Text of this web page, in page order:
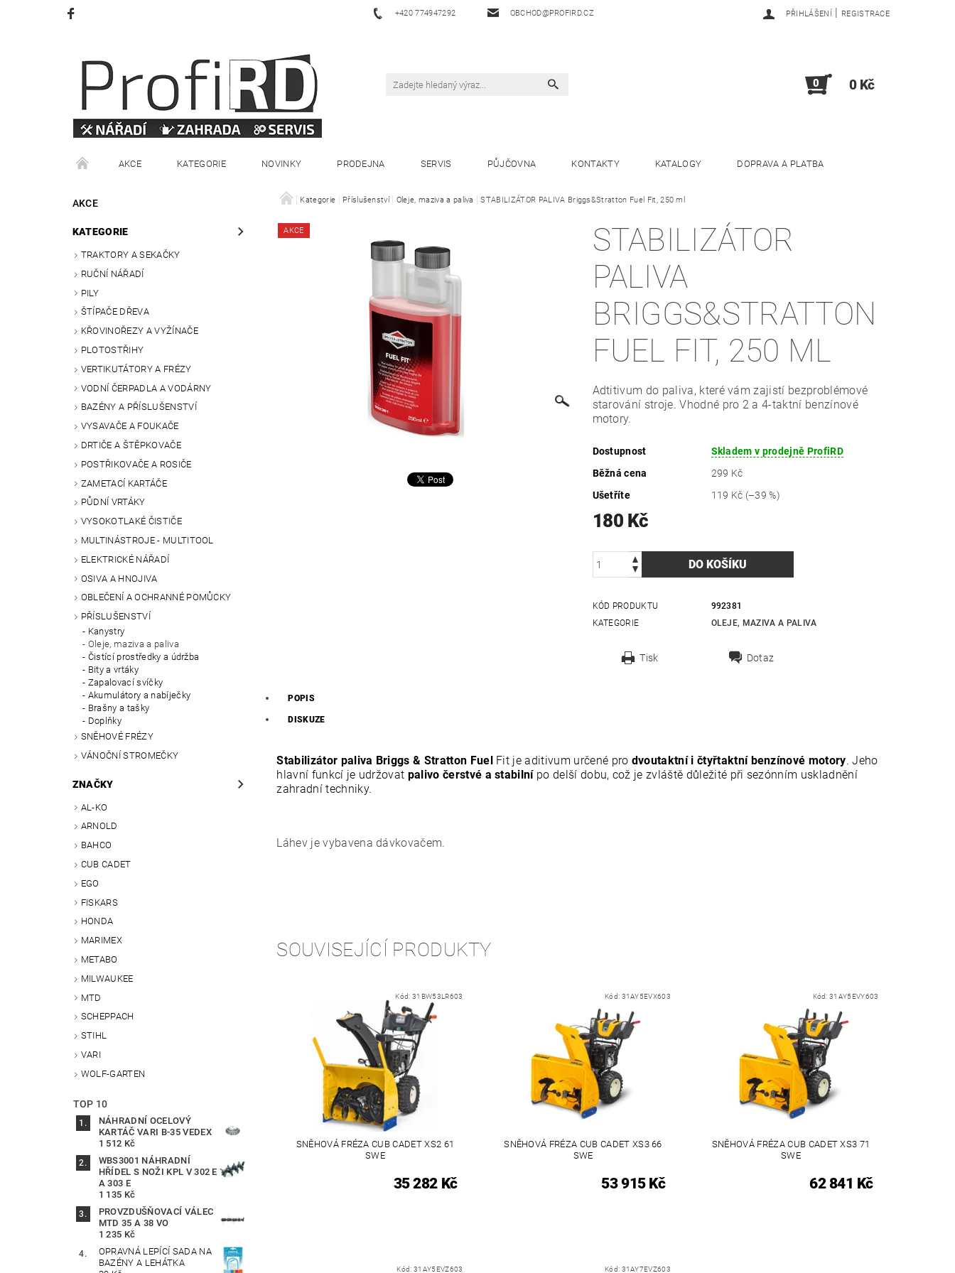
+420 774947292 OBCHOD@PROFIRD.CZ PŘIHLÁŠENÍ | REGISTRACE
0 0 Kč
AKCE KATEGORIE NOVINKY PRODEJNA SERVIS PŮJČOVNA KONTAKTY KATALOGY DOPRAVA A PLATBA
VRÁCENÍ ZBOŽÍ OBCHODNÍ PODMÍNKY
AKCE
KATEGORIE
TRAKTORY A SEKAČKY
RUČNÍ NÁŘADÍ
PILY
ŠTÍPAČE DŘEVA
KŘOVINOŘEZY A VYŽÍNAČE
PLOTOSTŘIHY
VERTIKUTÁTORY A FRÉZY
VODNÍ ČERPADLA A VODÁRNY
BAZÉNY A PŘÍSLUŠENSTVÍ
VYSAVAČE A FOUKAČE
DRTIČE A ŠTĚPKOVAČE
POSTŘIKOVAČE A ROSIČE
ZAMETACÍ KARTÁČE
PŮDNÍ VRTÁKY
VYSOKOTLAKÉ ČISTIČE
MULTINÁSTROJE - MULTITOOL
ELEKTRICKÉ NÁŘADÍ
OSIVA A HNOJIVA
OBLEČENÍ A OCHRANNÉ POMŮCKY
PŘÍSLUŠENSTVÍ
Kanystry
Oleje, maziva a paliva
Čistící prostředky a údržba
Bity a vrtáky
Zapalovací svíčky
Akumulátory a nabíječky
Brašny a tašky
Doplňky
SNĚHOVÉ FRÉZY
VÁNOČNÍ STROMEČKY
ZNAČKY
AL-KO
ARNOLD
BAHCO
CUB CADET
EGO
FISKARS
HONDA
MARIMEX
METABO
MILWAUKEE
MTD
SCHEPPACH
STIHL
VARI
WOLF-GARTEN
TOP 10
NÁHRADNÍ OCELOVÝ
KARTÁČ VARI B-35 VEDEX
1 512 Kč
WBS3001 NÁHRADNÍ
HŘÍDEL S NOŽI KPL V 302 E
A 303 E
1 135 Kč
PROVZDUŠŇOVACÍ VÁLEC
MTD 35 A 38 VO
1 235 Kč
OPRAVNÁ LEPÍCÍ SADA NA
BAZÉNY A LEHÁTKA
Kategorie Příslušenství Oleje, maziva a paliva STABILIZÁTOR PALIVA Briggs&Stratton Fuel Fit, 250 ml
AKCE
STABILIZÁTOR
PALIVA
BRIGGS&STRATTON
FUEL FIT, 250 ML
Adtitivum do paliva, které vám zajistí bezproblémové
starování stroje. Vhodné pro 2 a 4-taktní benzínové
motory.
Dostupnost
Skladem v prodejně ProfiRD
Běžná cena
299 Kč
Ušetříte
119 Kč (–39 %)
180 Kč
KÓD PRODUKTU
992381
KATEGORIE
OLEJE, MAZIVA A PALIVA
Tisk Dotaz
POPIS
DISKUZE
Stabilizátor paliva Briggs & Stratton Fuel Fit je aditivum určené pro dvoutaktní i čtyřtaktní benzínové motory. Jeho
hlavní funkcí je udržovat palivo čerstvé a stabilnípo delší dobu, což je zvláště důležité při sezónním uskladnění
zahradní techniky.
Láhev je vybavena dávkovačem.
SOUVISEJÍCÍ PRODUKTY
Kód: 31BW53LR603
SNĚHOVÁ FRÉZA CUB CADET XS2 61
SWE
35 282 Kč
Kód: 31AY5EVX603
SNĚHOVÁ FRÉZA CUB CADET XS3 66
SWE
53 915 Kč
Kód:31AY5EVY603
SNĚHOVÁ FRÉZA CUB CADET XS3 71
SWE
62 841 Kč
Kód: 31AY5EVZ603 Kód: 31AY7EVZ603